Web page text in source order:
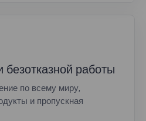
работы
по всему миру,
и пропускная